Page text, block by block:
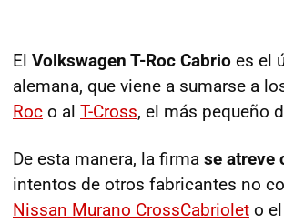
El Volkswagen T-Roc Cabrio es el
alemana, que viene a sumarse a
Roc o al T-Cross, el más pequeño
De esta manera, la firma se atreve
intentos de otros fabricantes no
Nissan Murano CrossCabriolet o